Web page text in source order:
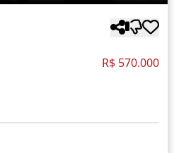
R$ 570.000